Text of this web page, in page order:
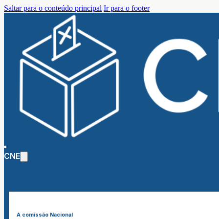
Saltar para o conteúdo principal Ir para o footer
CNE
A comissão Nacional